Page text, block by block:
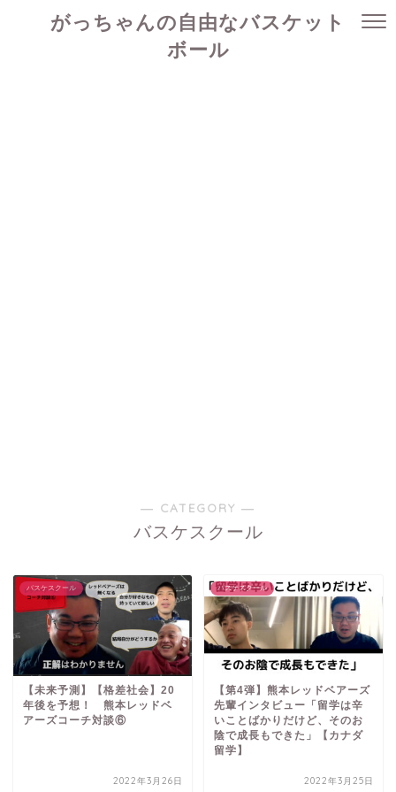
がっちゃんの自由なバスケット
ボール
― CATEGORY ―
バスケスクール
バスケスクール
【未来予測】【格差社会】20
年後を予想！ 熊本レッドベ
アーズコーチ対談⑥
2022年3月26日
バスケスクール
【第4弾】熊本レッドベアーズ
先輩インタビュー「留学は辛
いことばかりだけど、そのお
陰で成長もできた」【カナダ
留学】
2022年3月25日